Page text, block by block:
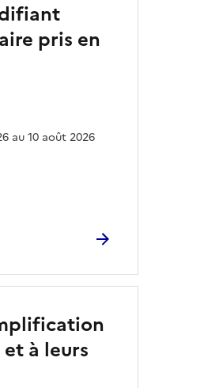
pris en
au 10 août 2026
à leurs